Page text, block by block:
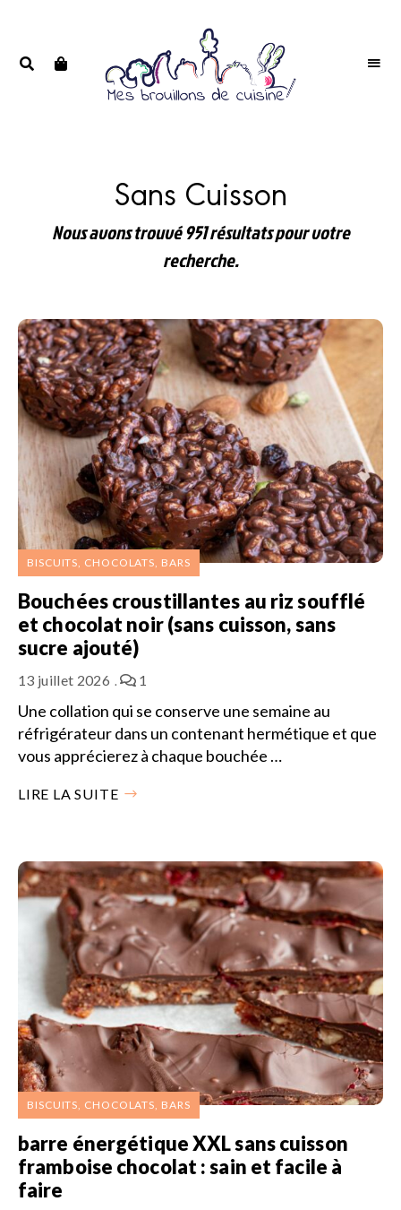
Sans Cuisson
Nous avons trouvé 951 résultats pour votre
recherche.
BISCUITS, CHOCOLATS, BARS
Bouchées croustillantes au riz soufflé
et chocolat noir (sans cuisson, sans
sucre ajouté)
13 juillet 2026 1
Une collation qui se conserve une semaine au
réfrigérateur dans un contenant hermétique et que
vous apprécierez à chaque bouchée …
LIRE LA SUITE
BISCUITS, CHOCOLATS, BARS
barre énergétique XXL sans cuisson
framboise chocolat : sain et facile à
faire